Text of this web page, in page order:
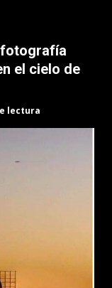
fotografía
el cielo de
lectura